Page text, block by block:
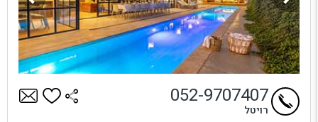
052-9707407
רויטל